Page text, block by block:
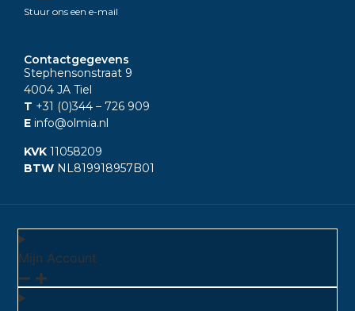
Stuur ons een e-mail
Contactgegevens
Stephensonstraat 9
4004 JA Tiel
T +31 (0)344 – 726 909
E info@olmia.nl
KVK 11058209
BTW NL819918957B01
Mijn Account